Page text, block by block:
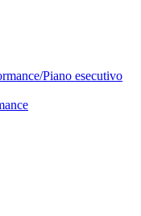
Piano esecutivo